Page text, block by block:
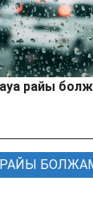
райы